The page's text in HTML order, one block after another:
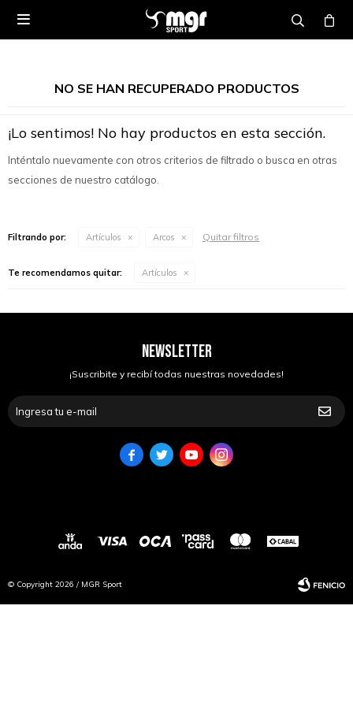

NO SE HAN RECUPERADO PRODUCTOS
¡Lo sentimos! No hay productos en esta sección.
Inténtalo nuevamente con otros criterios de filtrado o busca en otras
secciones de nuestro catálogo.
Filtrando por: Artículos Arcos Quitar filtros
Te recomendamos quitar: Artículos
NEWSLETTER
¡Suscribite y recibí todas nuestras novedades!
   
© Copyright 2026 / MGR Sport